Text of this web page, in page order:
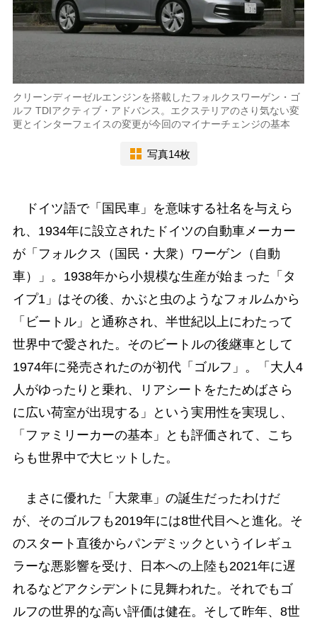
クリーンディーゼルエンジンを搭載したフォルクスワーゲン・ゴ
ルフ TDIアクティブ・アドバンス。エクステリアのさり気ない変
更とインターフェイスの変更が今回のマイナーチェンジの基本
写真14枚
ドイツ語で「国民車」を意味する社名を与えら
れ、1934年に設立されたドイツの自動車メーカー
が「フォルクス（国民・大衆）ワーゲン（自動
車）」。1938年から小規模な生産が始まった「タ
イプ1」はその後、かぶと虫のようなフォルムから
「ビートル」と通称され、半世紀以上にわたって
世界中で愛された。そのビートルの後継車として
1974年に発売されたのが初代「ゴルフ」。「大人4
人がゆったりと乗れ、リアシートをたためばさら
に広い荷室が出現する」という実用性を実現し、
「ファミリーカーの基本」とも評価されて、こち
らも世界中で大ヒットした。
まさに優れた「大衆車」の誕生だったわけだ
が、そのゴルフも2019年には8世代目へと進化。そ
のスタート直後からパンデミックというイレギュ
ラーな悪影響を受け、日本への上陸も2021年に遅
れるなどアクシデントに見舞われた。それでもゴ
ルフの世界的な高い評価は健在。そして昨年、8世